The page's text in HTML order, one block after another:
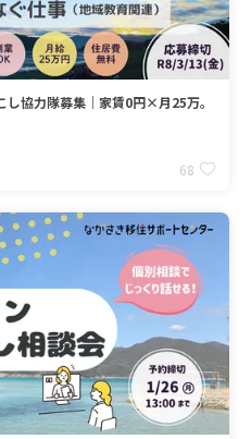
し協力隊募集｜家賃0円×月25万。
68